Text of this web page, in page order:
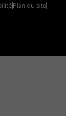
Plan du site